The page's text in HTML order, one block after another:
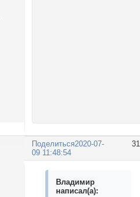
Поделиться2020-07-
09 11:48:54
Владимир
написал(а):